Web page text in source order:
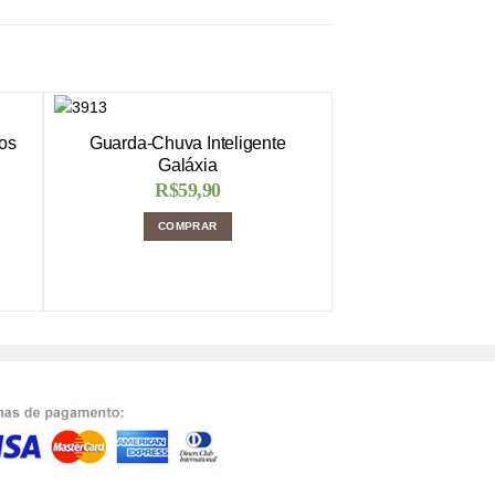
Guarda-Chuva Inteligente
Galáxia
R$59,90
COMPRAR